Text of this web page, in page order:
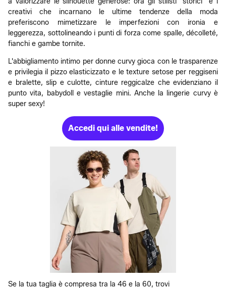
creativi che incarnano le ultime tendenze della moda
preferiscono mimetizzare le imperfezioni con ironia e
leggerezza, sottolineando i punti di forza come spalle, décolleté,
fianchi e gambe tornite.
L'abbigliamento intimo per donne curvy gioca con le trasparenze
e privilegia il pizzo elasticizzato e le texture setose per reggiseni
e bralette, slip e culotte, cinture reggicalze che evidenziano il
punto vita, babydoll e vestaglie mini. Anche la lingerie curvy è
super sexy!
Accedi qui alle vendite!
Se la tua taglia è compresa tra la 46 e la 60, trovi